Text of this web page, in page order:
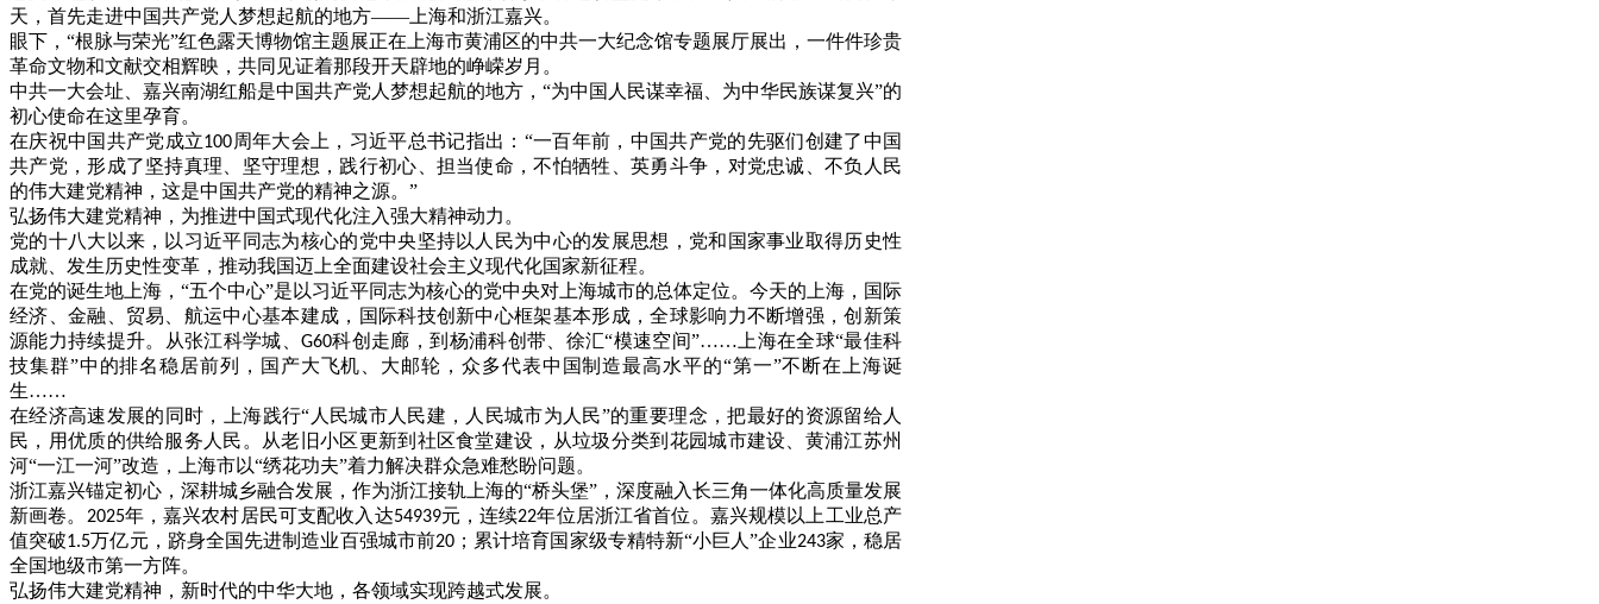
天，首先走进中国共产党人梦想起航的地方——上海和浙江嘉兴。
眼下， “根脉与荣光”红色露天博物馆主题展正在上海市黄浦区的中共一大纪念馆专题展厅展出，一件件珍贵
革命文物和文献交相辉映，共同见证着那段开天辟地的峥嵘岁月。
中共一大会址、嘉兴南湖红船是中国共产党人梦想起航的地方， “为中国人民谋幸福、为中华民族谋复兴”的
初心使命在这里孕育。
在庆祝中国共产党成立100周年大会上，习近平总书记指出：“一百年前，中国共产党的先驱们创建了中国
共产党，形成了坚持真理、坚守理想，践行初心、担当使命，不怕牺牲、英勇斗争，对党忠诚、不负人民
的伟大建党精神，这是中国共产党的精神之源。”
弘扬伟大建党精神，为推进中国式现代化注入强大精神动力。
党的十八大以来，以习近平同志为核心的党中央坚持以人民为中心的发展思想，党和国家事业取得历史性
成就、发生历史性变革，推动我国迈上全面建设社会主义现代化国家新征程。
在党的诞生地上海， “五个中心”是以习近平同志为核心的党中央对上海城市的总体定位。今天的上海，国际
经济、金融、贸易、航运中心基本建成，国际科技创新中心框架基本形成，全球影响力不断增强，创新策
源能力持续提升。从张江科学城、G60科创走廊，到杨浦科创带、徐汇“模速空间”……上海在全球“最佳科
技集群”中的排名稳居前列，国产大飞机、大邮轮，众多代表中国制造最高水平的“第一”不断在上海诞
生……
在经济高速发展的同时，上海践行“人民城市人民建，人民城市为人民”的重要理念，把最好的资源留给人
民，用优质的供给服务人民。从老旧小区更新到社区食堂建设，从垃圾分类到花园城市建设、黄浦江苏州
河“一江一河”改造，上海市以“绣花功夫”着力解决群众急难愁盼问题。
浙江嘉兴锚定初心，深耕城乡融合发展，作为浙江接轨上海的“桥头堡”，深度融入长三角一体化高质量发展
新画卷。 2025年，嘉兴农村居民可支配收入达54939元，连续22年位居浙江省首位。嘉兴规模以上工业总产
值突破1.5万亿元，跻身全国先进制造业百强城市前20；累计培育国家级专精特新“小巨人”企业243家，稳居
全国地级市第一方阵。
弘扬伟大建党精神，新时代的中华大地，各领域实现跨越式发展。